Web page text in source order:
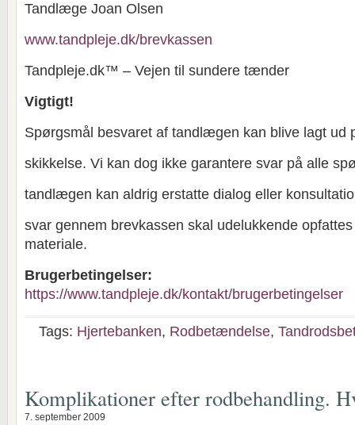
Tandlæge Joan Olsen
www.tandpleje.dk/brevkassen
Tandpleje.dk™ – Vejen til sundere tænder
Vigtigt!
Spørgsmål besvaret af tandlægen kan blive lagt ud
skikkelse. Vi kan dog ikke garantere svar på alle
tandlægen kan aldrig erstatte dialog eller
svar gennem brevkassen skal udelukkende
materiale.
Brugerbetingelser:
https://www.tandpleje.dk/kontakt/brugerbetingelser
Tags: Hjertebanken, Rodbetændelse,
Komplikationer efter rodbehandling.
7. september 2009